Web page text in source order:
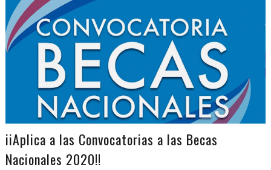
iiAplica a las Convocatorias a las Becas
Nacionales 2020!!